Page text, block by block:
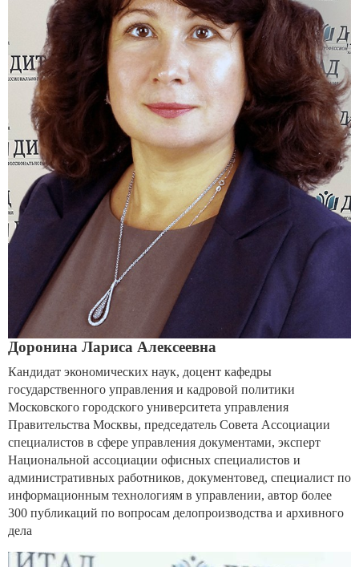
Доронина Лариса Алексеевна
Кандидат экономических наук, доцент кафедры
государственного управления и кадровой политики
Московского городского университета управления
Правительства Москвы, председатель Совета Ассоциации
специалистов в сфере управления документами, эксперт
Национальной ассоциации офисных специалистов и
административных работников, документовед, специалист по
информационным технологиям в управлении, автор более
300 публикаций по вопросам делопроизводства и архивного
дела